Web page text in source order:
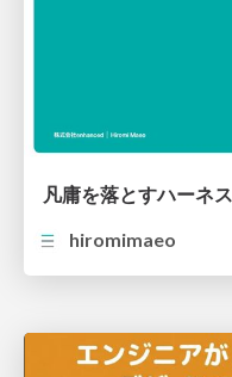
凡庸を落とすハーネス
hiromimaeo